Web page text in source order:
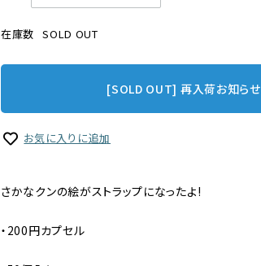
在庫数 SOLD OUT
[SOLD OUT] 再入荷お知らせ
お気に入りに追加
さかなクンの絵がストラップになったよ!
・200円カプセル